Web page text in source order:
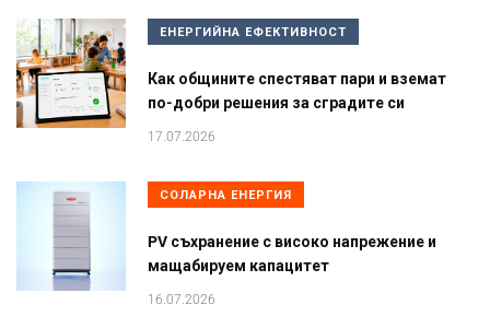
ЕНЕРГИЙНА ЕФЕКТИВНОСТ
Как общините спестяват пари и вземат
по-добри решения за сградите си
17.07.2026
СОЛАРНА ЕНЕРГИЯ
PV съхранение с високо напрежение и
мащабируем капацитет
16.07.2026